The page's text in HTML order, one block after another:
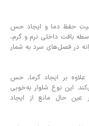
حفظ دما و ایجاد حس
بافت داخلی نرم و گرم،
در فصل‌های سرد به شمار
علاوه بر ایجاد گرما، حس
این نوع شلوار به‌خوبی
عین حال مانع از ایجاد